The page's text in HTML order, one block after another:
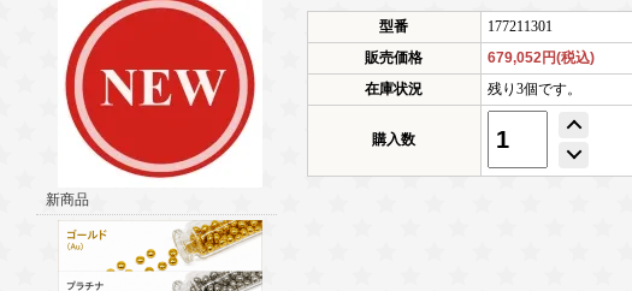
新商品
型番
177211301
販売価格
679,052円(税込)
在庫状況
残り3個です。
購入数